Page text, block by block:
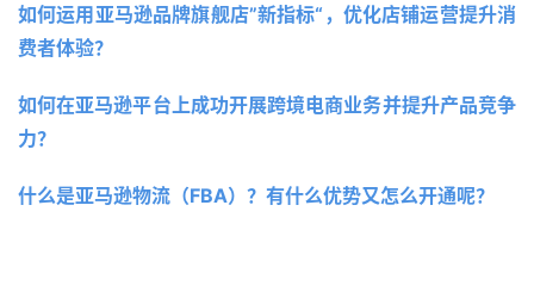
如何运用亚马逊品牌旗舰店”新指标“，优化店铺运营提升消
费者体验？
如何在亚马逊平台上成功开展跨境电商业务并提升产品竞争
力？
什么是亚马逊物流（FBA）？有什么优势又怎么开通呢？